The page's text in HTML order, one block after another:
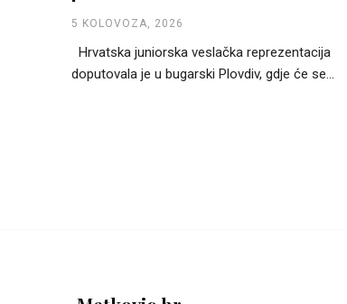
5 KOLOVOZA, 2026
Hrvatska juniorska veslačka reprezentacija
doputovala je u bugarski Plovdiv, gdje će se...